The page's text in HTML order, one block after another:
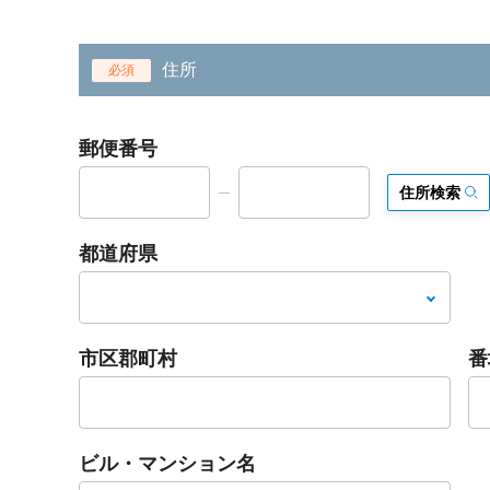
必須 住所
郵便番号
住所検索
都道府県
市区郡町村
ビル・マンション名